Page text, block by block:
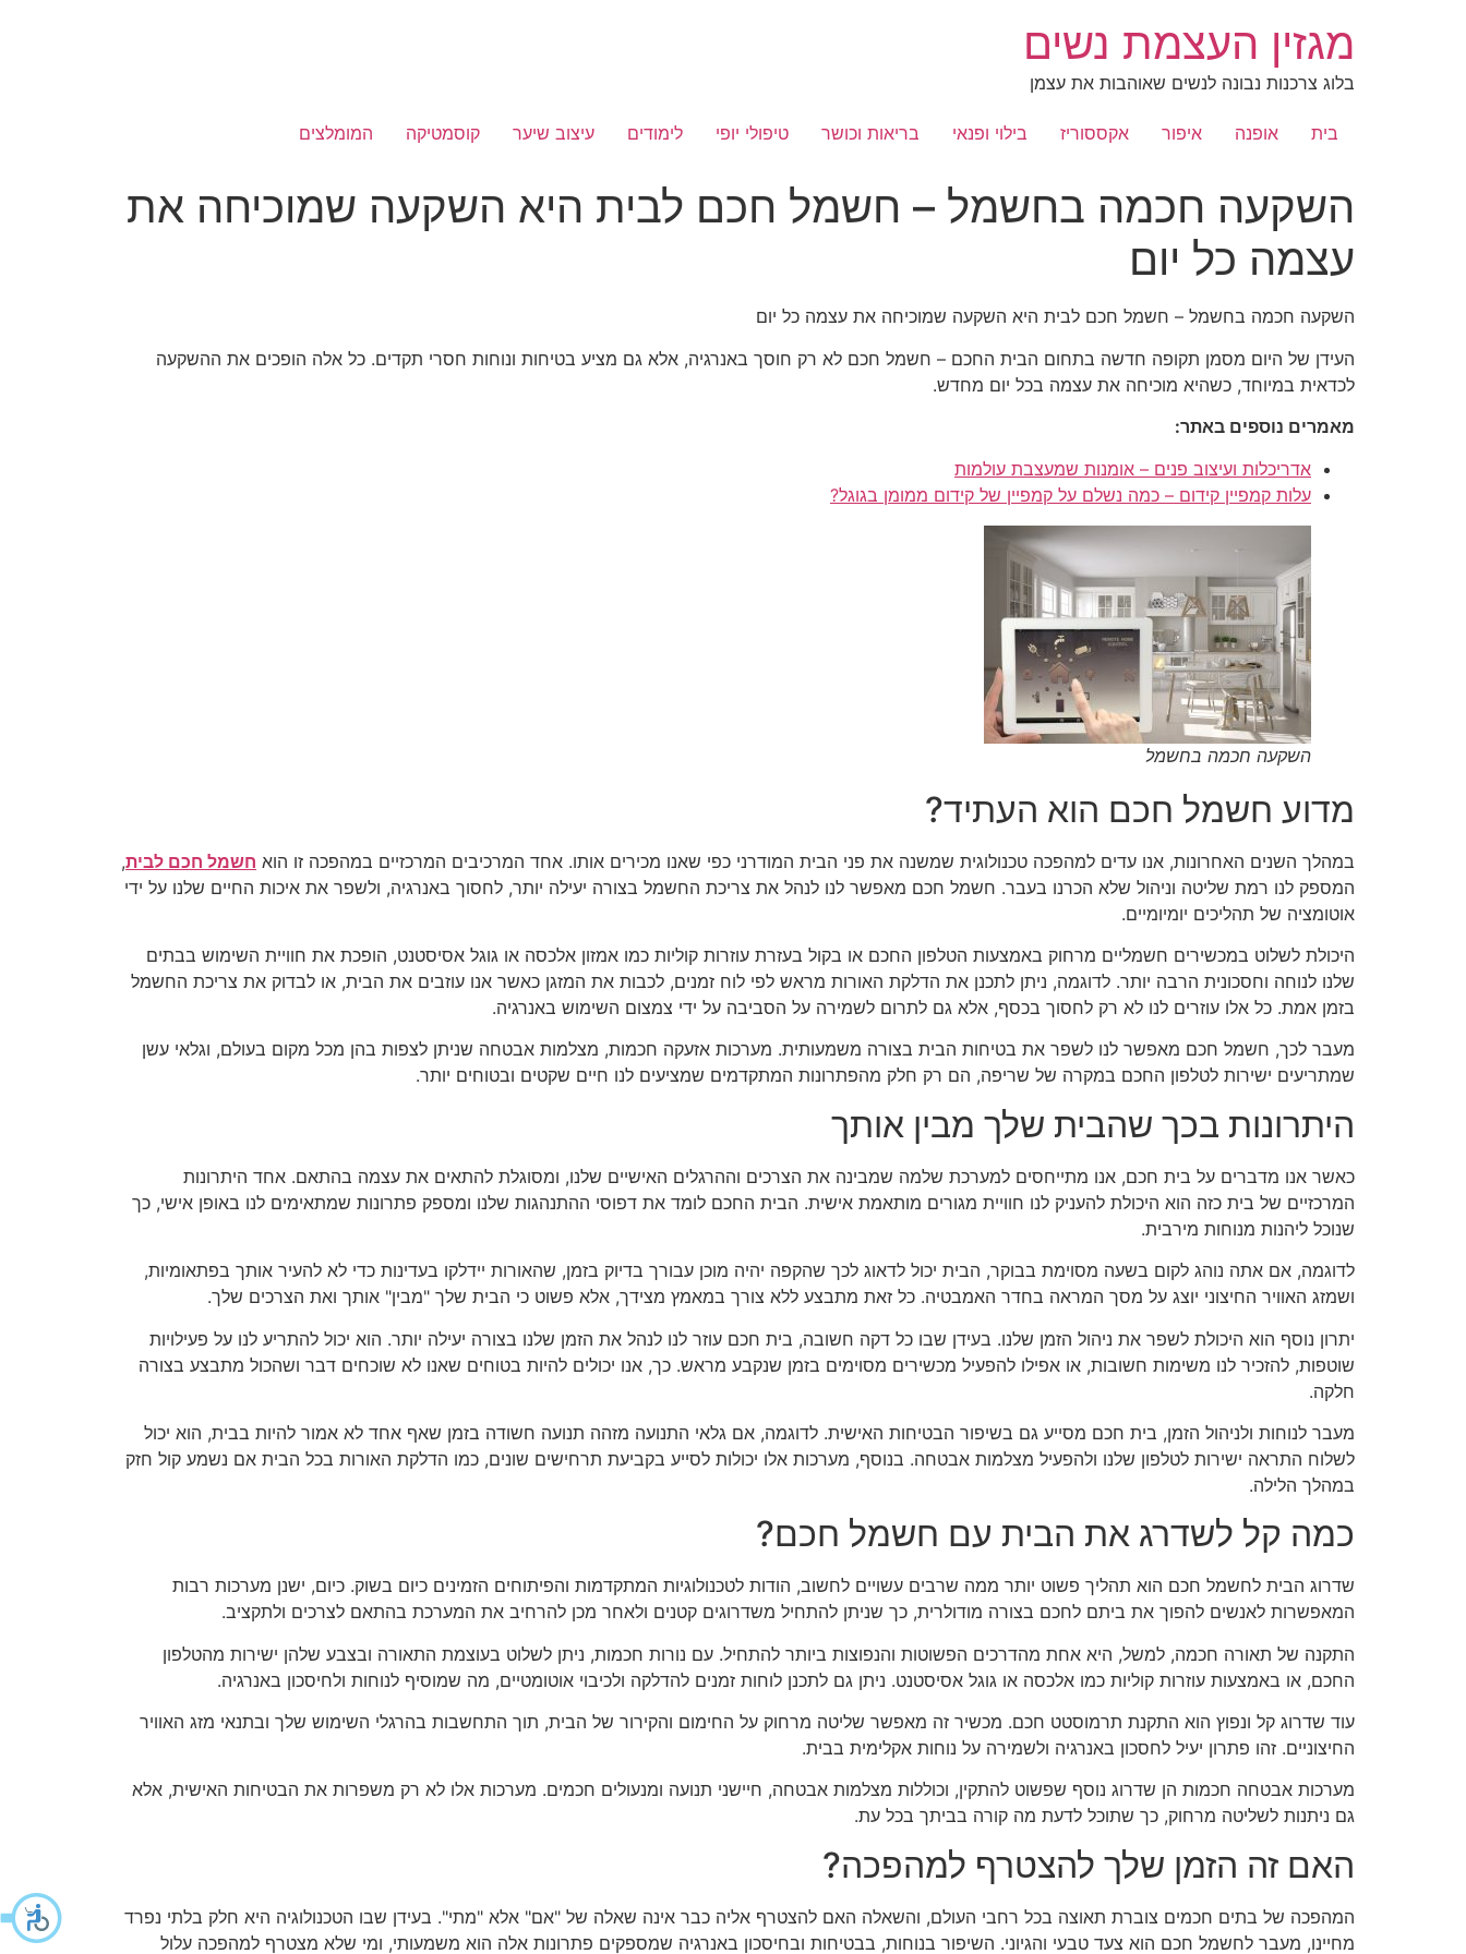
מגזין העצמת נשים
בלוג צרכנות נבונה לנשים שאוהבות את עצמן
בית אופנה איפור אקססוריז בילוי ופנאי בריאות וכושר טיפולי יופי לימודים עיצוב שיער קוסמטיקה המומלצים
השקעה חכמה בחשמל – חשמל חכם לבית היא השקעה שמוכיחה את
עצמה כל יום
השקעה חכמה בחשמל – חשמל חכם לבית היא השקעה שמוכיחה את עצמה כל יום
העידן של היום מסמן תקופה חדשה בתחום הבית החכם – חשמל חכם לא רק חוסך באנרגיה, אלא גם מציע בטיחות ונוחות חסרי תקדים. כל אלה הופכים את ההשקעה
לכדאית במיוחד, כשהיא מוכיחה את עצמה בכל יום מחדש.
מאמרים נוספים באתר:
אדריכלות ועיצוב פנים – אומנות שמעצבת עולמות
עלות קמפיין קידום – כמה נשלם על קמפיין של קידום ממומן בגוגל?
השקעה חכמה בחשמל
מדוע חשמל חכם הוא העתיד?
במהלך השנים האחרונות, אנו עדים למהפכה טכנולוגית שמשנה את פני הבית המודרני כפי שאנו מכירים אותו. אחד המרכיבים המרכזיים במהפכה זו הוא חשמל חכם לבית,
המספק לנו רמת שליטה וניהול שלא הכרנו בעבר. חשמל חכם מאפשר לנו לנהל את צריכת החשמל בצורה יעילה יותר, לחסוך באנרגיה, ולשפר את איכות החיים שלנו על ידי
אוטומציה של תהליכים יומיומיים.
היכולת לשלוט במכשירים חשמליים מרחוק באמצעות הטלפון החכם או בקול בעזרת עוזרות קוליות כמו אמזון אלכסה או גוגל אסיסטנט, הופכת את חוויית השימוש בבתים
שלנו לנוחה וחסכונית הרבה יותר. לדוגמה, ניתן לתכנן את הדלקת האורות מראש לפי לוח זמנים, לכבות את המזגן כאשר אנו עוזבים את הבית, או לבדוק את צריכת החשמל
בזמן אמת. כל אלו עוזרים לנו לא רק לחסוך בכסף, אלא גם לתרום לשמירה על הסביבה על ידי צמצום השימוש באנרגיה.
מעבר לכך, חשמל חכם מאפשר לנו לשפר את בטיחות הבית בצורה משמעותית. מערכות אזעקה חכמות, מצלמות אבטחה שניתן לצפות בהן מכל מקום בעולם, וגלאי עשן
שמתריעים ישירות לטלפון החכם במקרה של שריפה, הם רק חלק מהפתרונות המתקדמים שמציעים לנו חיים שקטים ובטוחים יותר.
היתרונות בכך שהבית שלך מבין אותך
כאשר אנו מדברים על בית חכם, אנו מתייחסים למערכת שלמה שמבינה את הצרכים וההרגלים האישיים שלנו, ומסוגלת להתאים את עצמה בהתאם. אחד היתרונות
המרכזיים של בית כזה הוא היכולת להעניק לנו חוויית מגורים מותאמת אישית. הבית החכם לומד את דפוסי ההתנהגות שלנו ומספק פתרונות שמתאימים לנו באופן אישי, כך
שנוכל ליהנות מנוחות מירבית.
לדוגמה, אם אתה נוהג לקום בשעה מסוימת בבוקר, הבית יכול לדאוג לכך שהקפה יהיה מוכן עבורך בדיוק בזמן, שהאורות יידלקו בעדינות כדי לא להעיר אותך בפתאומיות,
ושמזג האוויר החיצוני יוצג על מסך המראה בחדר האמבטיה. כל זאת מתבצע ללא צורך במאמץ מצידך, אלא פשוט כי הבית שלך "מבין" אותך ואת הצרכים שלך.
יתרון נוסף הוא היכולת לשפר את ניהול הזמן שלנו. בעידן שבו כל דקה חשובה, בית חכם עוזר לנו לנהל את הזמן שלנו בצורה יעילה יותר. הוא יכול להתריע לנו על פעילויות
שוטפות, להזכיר לנו משימות חשובות, או אפילו להפעיל מכשירים מסוימים בזמן שנקבע מראש. כך, אנו יכולים להיות בטוחים שאנו לא שוכחים דבר ושהכול מתבצע בצורה
חלקה.
מעבר לנוחות ולניהול הזמן, בית חכם מסייע גם בשיפור הבטיחות האישית. לדוגמה, אם גלאי התנועה מזהה תנועה חשודה בזמן שאף אחד לא אמור להיות בבית, הוא יכול
לשלוח התראה ישירות לטלפון שלנו ולהפעיל מצלמות אבטחה. בנוסף, מערכות אלו יכולות לסייע בקביעת תרחישים שונים, כמו הדלקת האורות בכל הבית אם נשמע קול חזק
במהלך הלילה.
כמה קל לשדרג את הבית עם חשמל חכם?
שדרוג הבית לחשמל חכם הוא תהליך פשוט יותר ממה שרבים עשויים לחשוב, הודות לטכנולוגיות המתקדמות והפיתוחים הזמינים כיום בשוק. כיום, ישנן מערכות רבות
המאפשרות לאנשים להפוך את ביתם לחכם בצורה מודולרית, כך שניתן להתחיל משדרוגים קטנים ולאחר מכן להרחיב את המערכת בהתאם לצרכים ולתקציב.
התקנה של תאורה חכמה, למשל, היא אחת מהדרכים הפשוטות והנפוצות ביותר להתחיל. עם נורות חכמות, ניתן לשלוט בעוצמת התאורה ובצבע שלהן ישירות מהטלפון
החכם, או באמצעות עוזרות קוליות כמו אלכסה או גוגל אסיסטנט. ניתן גם לתכנן לוחות זמנים להדלקה ולכיבוי אוטומטיים, מה שמוסיף לנוחות ולחיסכון באנרגיה.
עוד שדרוג קל ונפוץ הוא התקנת תרמוסטט חכם. מכשיר זה מאפשר שליטה מרחוק על החימום והקירור של הבית, תוך התחשבות בהרגלי השימוש שלך ובתנאי מזג האוויר
החיצוניים. זהו פתרון יעיל לחסכון באנרגיה ולשמירה על נוחות אקלימית בבית.
מערכות אבטחה חכמות הן שדרוג נוסף שפשוט להתקין, וכוללות מצלמות אבטחה, חיישני תנועה ומנעולים חכמים. מערכות אלו לא רק משפרות את הבטיחות האישית, אלא
גם ניתנות לשליטה מרחוק, כך שתוכל לדעת מה קורה בביתך בכל עת.
האם זה הזמן שלך להצטרף למהפכה?
המהפכה של בתים חכמים צוברת תאוצה בכל רחבי העולם, והשאלה האם להצטרף אליה כבר אינה שאלה של "אם" אלא "מתי". בעידן שבו הטכנולוגיה היא חלק בלתי נפרד
מחיינו, מעבר לחשמל חכם הוא צעד טבעי והגיוני. השיפור בנוחות, בבטיחות ובחיסכון באנרגיה שמספקים פתרונות אלה הוא משמעותי, ומי שלא מצטרף למהפכה עלול